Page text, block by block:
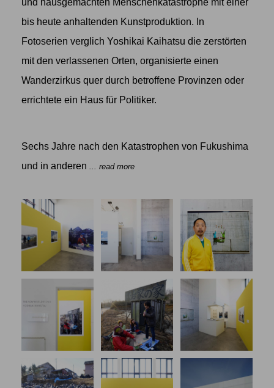
und hausgemachten Menschenkatastrophe mit einer
bis heute anhaltenden Kunstproduktion. In
Fotoserien verglich Yoshikai Kaihatsu die zerstörten
mit den verlassenen Orten, organisierte einen
Wanderzirkus quer durch betroffene Provinzen oder
errichtete ein Haus für Politiker.
Sechs Jahre nach den Katastrophen von Fukushima
und in anderen ... read more